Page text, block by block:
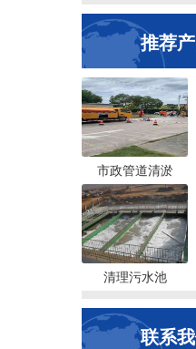
推荐
市政管道清淤
清理污水池
联系